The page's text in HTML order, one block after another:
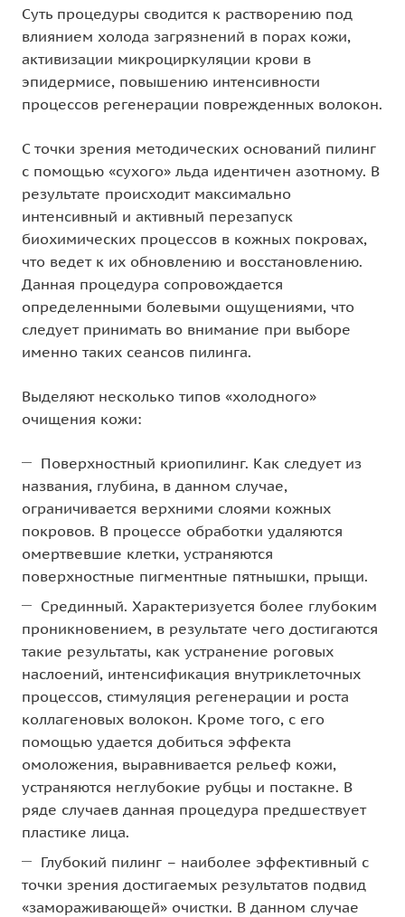
Суть процедуры сводится к растворению под
влиянием холода загрязнений в порах кожи,
активизации микроциркуляции крови в
эпидермисе, повышению интенсивности
процессов регенерации поврежденных волокон.
С точки зрения методических оснований пилинг
с помощью «сухого» льда идентичен азотному. В
результате происходит максимально
интенсивный и активный перезапуск
биохимических процессов в кожных покровах,
что ведет к их обновлению и восстановлению.
Данная процедура сопровождается
определенными болевыми ощущениями, что
следует принимать во внимание при выборе
именно таких сеансов пилинга.
Выделяют несколько типов «холодного»
очищения кожи:
Поверхностный криопилинг. Как следует из
названия, глубина, в данном случае,
ограничивается верхними слоями кожных
покровов. В процессе обработки удаляются
омертвевшие клетки, устраняются
поверхностные пигментные пятнышки, прыщи.
Срединный. Характеризуется более глубоким
проникновением, в результате чего достигаются
такие результаты, как устранение роговых
наслоений, интенсификация внутриклеточных
процессов, стимуляция регенерации и роста
коллагеновых волокон. Кроме того, с его
помощью удается добиться эффекта
омоложения, выравнивается рельеф кожи,
устраняются неглубокие рубцы и постакне. В
ряде случаев данная процедура предшествует
пластике лица.
Глубокий пилинг – наиболее эффективный с
точки зрения достигаемых результатов подвид
«замораживающей» очистки. В данном случае